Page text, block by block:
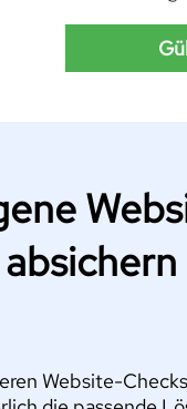
absichern
Website-